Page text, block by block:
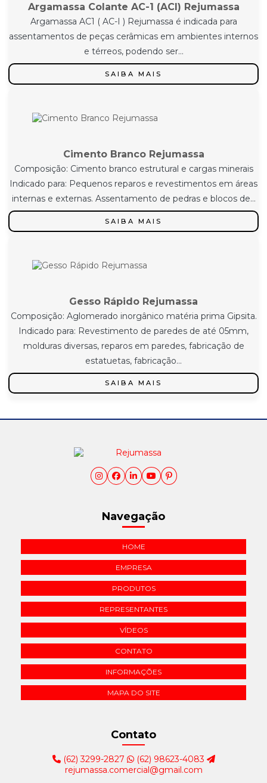
Argamassa Colante AC-1 (ACI) Rejumassa
Argamassa AC1 ( AC-I ) Rejumassa é indicada para
assentamentos de peças cerâmicas em ambientes internos
e térreos, podendo ser...
SAIBA MAIS
Cimento Branco Rejumassa
Composição: Cimento branco estrutural e cargas minerais
Indicado para: Pequenos reparos e revestimentos em áreas
internas e externas. Assentamento de pedras e blocos de...
SAIBA MAIS
Gesso Rápido Rejumassa
Composição: Aglomerado inorgânico matéria prima Gipsita.
Indicado para: Revestimento de paredes de até 05mm,
molduras diversas, reparos em paredes, fabricação de
estatuetas, fabricação...
SAIBA MAIS
Navegação
HOME
EMPRESA
PRODUTOS
REPRESENTANTES
VÍDEOS
CONTATO
INFORMAÇÕES
MAPA DO SITE
Contato
(62) 3299-2827
(62) 98623-4083
rejumassa.comercial@gmail.com